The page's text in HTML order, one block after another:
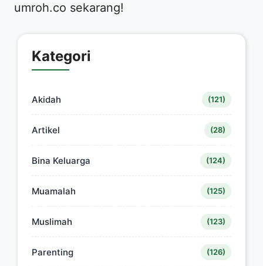
umroh.co sekarang!
Kategori
Akidah (121)
Artikel (28)
Bina Keluarga (124)
Muamalah (125)
Muslimah (123)
Parenting (126)